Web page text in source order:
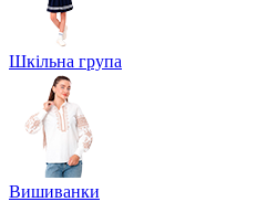
Шкільна група
Вишиванки